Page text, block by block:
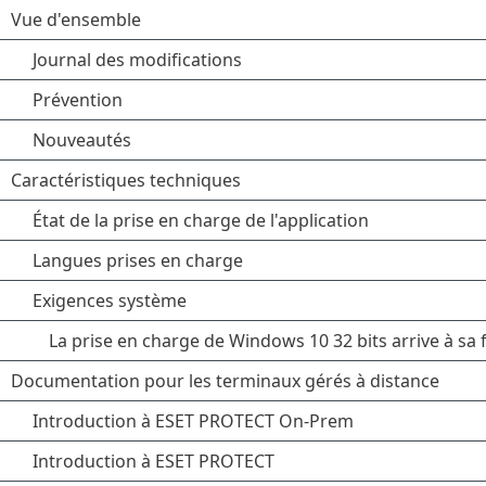
Vue d'ensemble
Journal des modifications
Prévention
Nouveautés
Caractéristiques techniques
État de la prise en charge de l'application
Langues prises en charge
Exigences système
La prise en charge de Windows 10 32 bits arrive à sa
Documentation pour les terminaux gérés à distance
Introduction à ESET PROTECT On-Prem
Introduction à ESET PROTECT